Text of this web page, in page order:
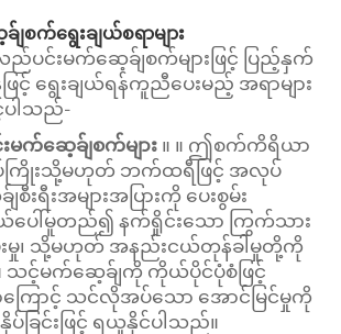
စက်ရွေးချယ်စရာများ
င်းမက်ဆေ့ခ်ျစက်များဖြင့် ပြည့်နှက်
ြင့် ရွေးချယ်ရန်ကူညီပေးမည့် အရာများ
ါသည်-
က်ဆေ့ခ်ျစက်များ ။ ။ ဤစက်ကိရိယာ
ပ်ကြိုးသို့မဟုတ် ဘက်ထရီဖြင့် အလုပ်
းရီးအများအပြားကို ပေးစွမ်း
ပေါ်မူတည်၍ နက်ရှိုင်းသော ကြွက်သား
မ်းမှု၊ သို့မဟုတ် အနည်းငယ်တုန်ခါမှုတို့ကို
သင့်မက်ဆေ့ခ်ျကို ကိုယ်ပိုင်ပုံစံဖြင့်
ကြောင့် သင်လိုအပ်သော အောင်မြင်မှုကို
ြင်းဖြင့် ရယူနိုင်ပါသည်။